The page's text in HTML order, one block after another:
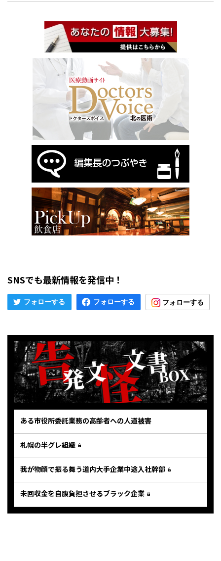
SNSでも最新情報を発信中！
ある市役所委託業務の高齢者への人道被害
札幌の半グレ組織
我が物顔で振る舞う道内大手企業中途入社幹部
未回収金を自腹負担させるブラック企業